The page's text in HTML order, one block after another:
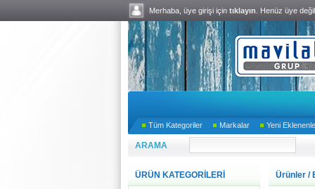
Merhaba, üye girişi için tıklayın . Henüz üye
Tüm Kategoriler Markalar Yeni
ARAMA
ÜRÜN KATEGORİLERİ Ürünler /